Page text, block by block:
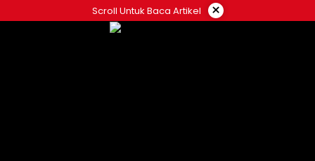
ke
Scroll Untuk Baca Artikel ×